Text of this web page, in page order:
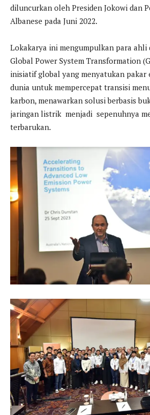
diluncurkan oleh Presiden Jokowi dan
Albanese pada Juni 2022.
Lokakarya ini mengumpulkan para ahli
Global Power System Transformation
inisiatif global yang menyatukan pakar
dunia untuk mempercepat transisi
karbon, menawarkan solusi berbasis
jaringan listrik menjadi sepenuhnya
terbarukan.